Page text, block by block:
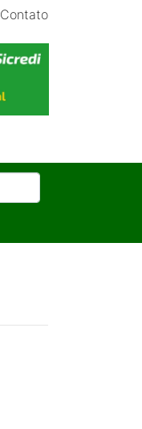
Contato